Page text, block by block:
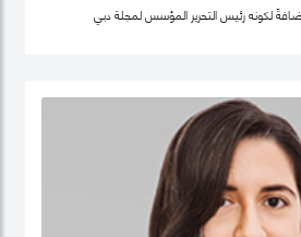
لكونه رئيس التحرير المؤسس لمجلة دبي
جامعة سنغافورة الوطنية. حصل فادي على شهادة
تخصص الحوكمة الرقمية من جامعة أكسفورد العريقة
المعلومات من كلية لندن للعلوم الاقتصادية
في هندسة الكمبيوتر من جامعة حلب. يعتبر د.
عالمياً في مجالات الحكومة الرقمية
البيانات، حيث تشمل مجالات تخصّصه الحوكمة